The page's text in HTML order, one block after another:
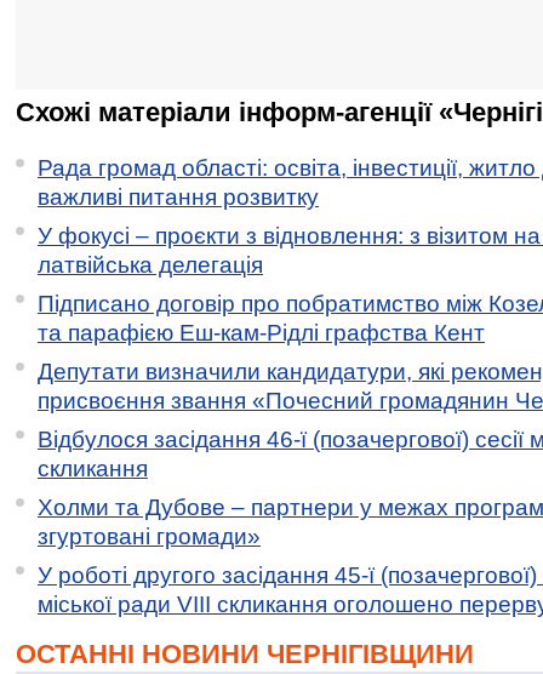
Схожі матеріали інформ-агенції
Рада громад області: освіта, інвестиції,
важливі питання розвитку
У фокусі – проєкти з відновлення: з візитом
латвійська делегація
Підписано договір про побратимство між
та парафією Еш-кам-Рідлі графства Кент
Депутати визначили кандидатури, які
присвоєння звання «Почесний громадянин
Відбулося засідання 46-ї (позачергової) сесії
скликання
Холми та Дубове – партнери у межах
згуртовані громади»
У роботі другого засідання 45-ї (позачергової)
міської ради VIII скликання оголошено
ОСТАННІ НОВИНИ ЧЕРНІГІВЩИНИ